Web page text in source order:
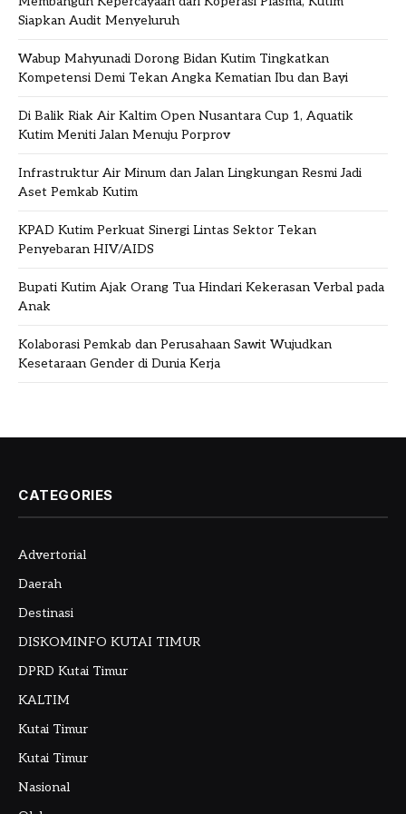
Siapkan Audit Menyeluruh
Wabup Mahyunadi Dorong Bidan Kutim Tingkatkan
Kompetensi Demi Tekan Angka Kematian Ibu dan Bayi
Di Balik Riak Air Kaltim Open Nusantara Cup 1, Aquatik
Kutim Meniti Jalan Menuju Porprov
Infrastruktur Air Minum dan Jalan Lingkungan Resmi Jadi
Aset Pemkab Kutim
KPAD Kutim Perkuat Sinergi Lintas Sektor Tekan
Penyebaran HIV/AIDS
Bupati Kutim Ajak Orang Tua Hindari Kekerasan Verbal pada
Anak
Kolaborasi Pemkab dan Perusahaan Sawit Wujudkan
Kesetaraan Gender di Dunia Kerja
CATEGORIES
Advertorial
Daerah
Destinasi
DISKOMINFO KUTAI TIMUR
DPRD Kutai Timur
KALTIM
Kutai Timur
Kutai Timur
Nasional